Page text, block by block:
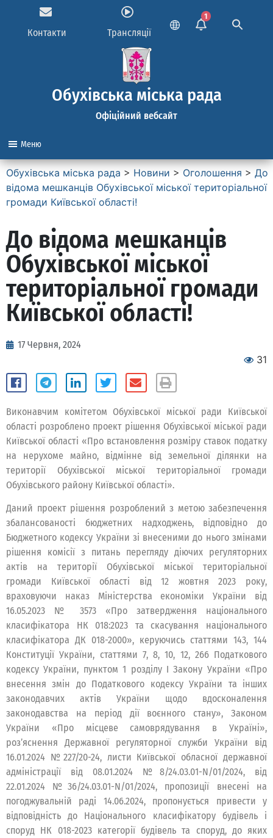
Контакти Трансляції
1
Обухівська міська рада
Офіційний вебсайт
Меню
Обухівська міська рада > Новини > Оголошення > До
відома мешканців Обухівської міської територіальної
громади Київської області!
До відома мешканців
Обухівської міської
територіальної громади
Київської області!
17 Червня, 2024
31
Виконавчим комітетом Обухівської міської ради Київської
області розроблено проект рішення Обухівської міської ради
Київської області «Про встановлення розміру ставок податку
на нерухоме майно, відмінне від земельної ділянки на
території Обухівської міської територіальної громади
Обухівського району Київської області».
Даний проект рішення розроблений з метою забезпечення
збалансованості бюджетних надходжень, відповідно до
Бюджетного кодексу України зі внесеними до нього змінами
рішення комісії з питань перегляду діючих регуляторних
актів на території Обухівської міської територіальної
громади Київської області від 12 жовтня 2023 року,
враховуючи наказ Міністерства економіки України від
16.05.2023 № 3573 «Про затвердження національного
класифікатора НК 018:2023 та скасування національного
класифікатора ДК 018-2000», керуючись статтями 143, 144
Конституції України, статтями 7, 8, 10, 12, 266 Податкового
кодексу України, пунктом 1 розділу І Закону України «Про
внесення змін до Податкового кодексу України та інших
законодавчих актів України щодо вдосконалення
законодавства на період дії воєнного стану», Законом
України «Про місцеве самоврядування в Україні»,
роз’яснення Державної регуляторної служби України від
16.01.2024 №227/20-24, листи Київської обласної державної
адміністрації від 08.01.2024 №8/24.03.01-N/01/2024, від
22.01.2024 №36/24.03.01-N/01/2024, пропозиції внесені на
погоджувальній раді 14.06.2024, пропонується привести у
відповідність до Національного класифікатору будівель і
споруд НК 018-2023 категорії будівель та споруд, до яких